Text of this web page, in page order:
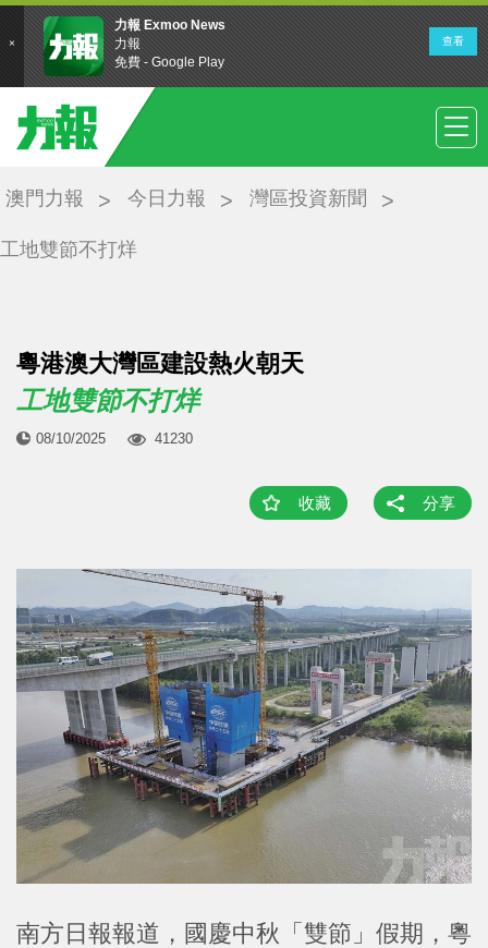
澳門力報 今日力報 灣區投資新聞
工地雙節不打烊
粵港澳大灣區建設熱火朝天
工地雙節不打烊
08/10/2025 41230
收藏 分享
南方日報報道，國慶中秋「雙節」假期，粵